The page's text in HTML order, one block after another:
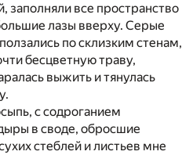
заполняли все пространство
лазы вверху. Серые
по склизким стенам,
бесцветную траву,
выжить и тянулась
с содроганием
в своде, обросшие
стеблей и листьев мне